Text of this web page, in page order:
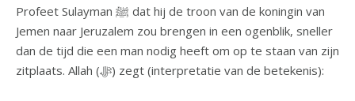
Profeet Sulayman ﷺ dat hij de troon van de koningin van
Jemen naar Jeruzalem zou brengen in een ogenblik, sneller
dan de tijd die een man nodig heeft om op te staan van zijn
zitplaats. Allah (ﷻ) zegt (interpretatie van de betekenis):